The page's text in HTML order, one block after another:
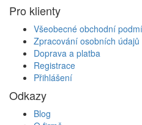
Pro klienty
Všeobecné obchodní
Zpracování osobních údajů
Doprava a platba
Registrace
Přihlášení
Odkazy
Blog